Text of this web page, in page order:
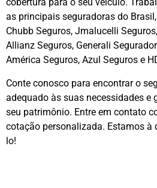
as principais seguradoras do
Chubb Seguros, Jmalucelli
Allianz Seguros, Generali
América Seguros, Azul Seguros e
Conte conosco para encontrar o
adequado às suas necessidades e
seu patrimônio. Entre em contato
cotação personalizada. Estamos à
lo!